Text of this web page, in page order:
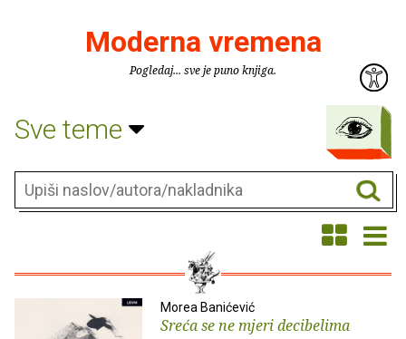
Moderna vremena
Pogledaj... sve je puno knjiga.
Sve teme
Morea Banićević
Sreća se ne mjeri decibelima